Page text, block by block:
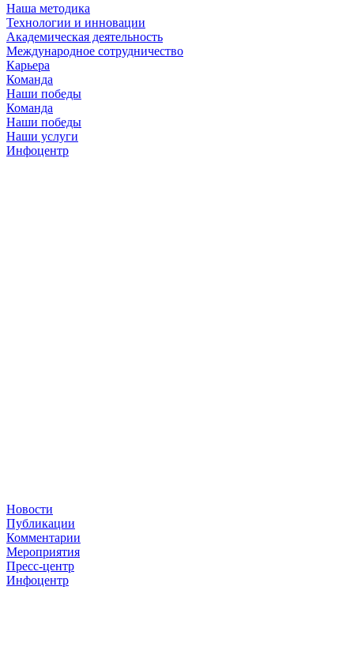
Наша методика
Технологии и инновации
Академическая деятельность
Международное сотрудничество
Карьера
Команда
Наши победы
Команда
Наши победы
Наши услуги
Инфоцентр
Новости
Публикации
Комментарии
Мероприятия
Пресс-центр
Инфоцентр